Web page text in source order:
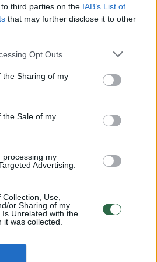
third parties on the IAB’s List of
that may further disclose it to other
Opt Outs
the Sharing of my
the Sale of my
processing my
Advertising.
Use,
or Sharing of my
Unrelated with the
was collected.
00:00:30
Vilniaus r.: dviejų moterų ir
00:00:59
Vilniaus Vakarinis aplinkkelis:
pasidalijo jautriais
Prunskienę